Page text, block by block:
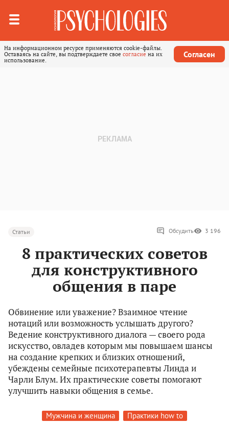
На информационном ресурсе применяются cookie-файлы.
Оставаясь на сайте, вы подтверждаете свое согласие на их
использование.
Согласен
Статьи Обсудить 3 196
8 практических советов
для конструктивного
общения в паре
Обвинение или уважение? Взаимное чтение
нотаций или возможность услышать другого?
Ведение конструктивного диалога — своего рода
искусство, овладев которым мы повышаем шансы
на создание крепких и близких отношений,
убеждены семейные психотерапевты Линда и
Чарли Блум. Их практические советы помогают
улучшить навыки общения в семье.
Мужчина и женщина
Практики how to